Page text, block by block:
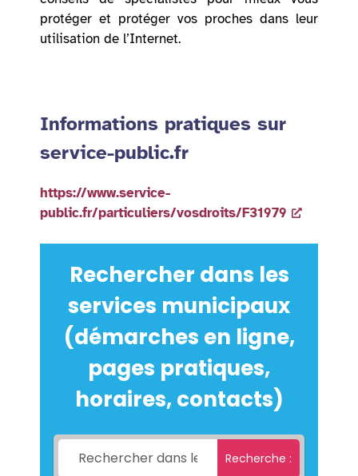
protéger et protéger vos proches dans leur
utilisation de l’Internet.
Informations pratiques sur
service-public.fr
https://www.service-
public.fr/particuliers/vosdroits/F31979
Rechercher dans les
services municipaux
(démarches en ligne,
pages pratiques,
horaires, contacts)
Recherche :